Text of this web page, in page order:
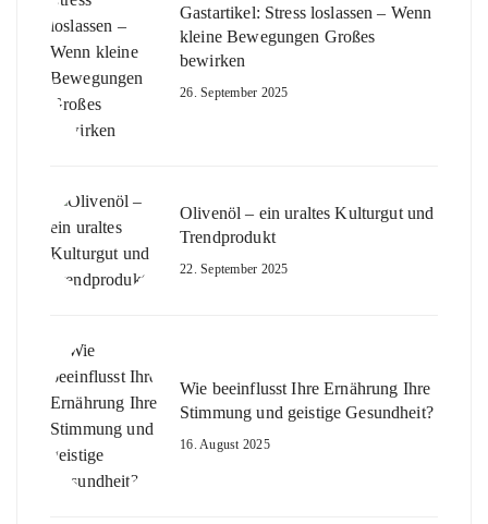
Gastartikel: Stress loslassen – Wenn
kleine Bewegungen Großes
bewirken
26. September 2025
Olivenöl – ein uraltes Kulturgut und
Trendprodukt
22. September 2025
Wie beeinflusst Ihre Ernährung Ihre
Stimmung und geistige Gesundheit?
16. August 2025